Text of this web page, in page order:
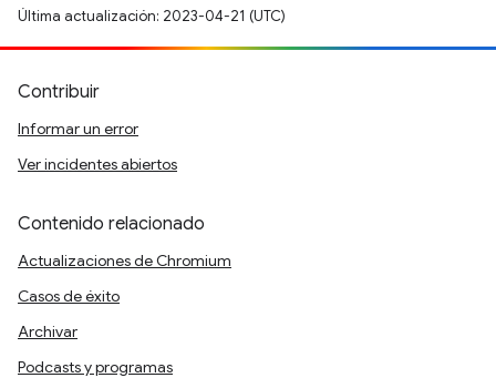
Última actualización: 2023-04-21 (UTC)
Contribuir
Informar un error
Ver incidentes abiertos
Contenido relacionado
Actualizaciones de Chromium
Casos de éxito
Archivar
Podcasts y programas